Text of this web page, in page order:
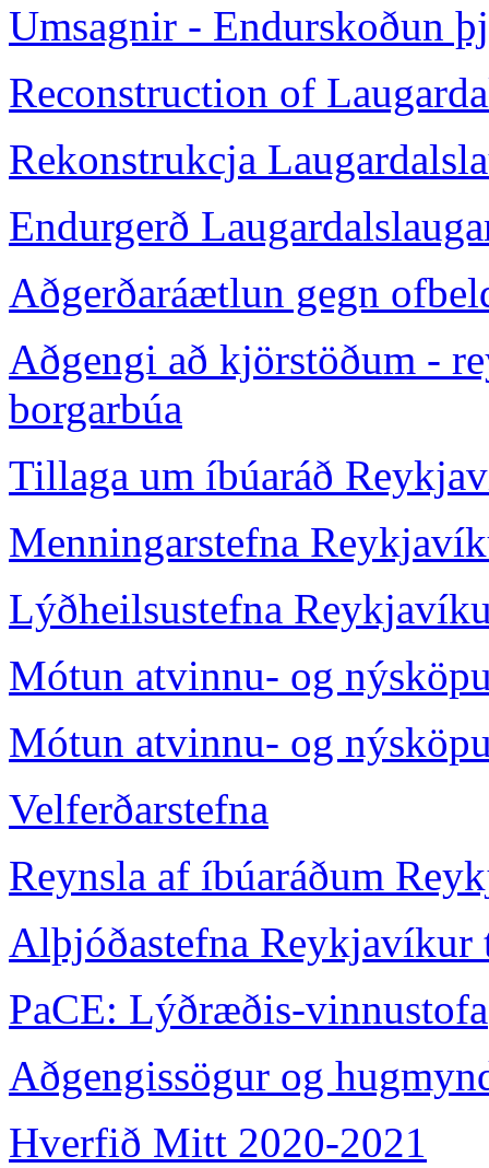
Umsagnir - Endurskoðun
Reconstruction of
Rekonstrukcja
Endurgerð
Aðgerðaráætlun gegn
Aðgengi að kjörstöðum -
borgarbúa
Tillaga um íbúaráð
Menningarstefna
Lýðheilsustefna
Mótun atvinnu- og
Mótun atvinnu- og
Velferðarstefna
Reynsla af íbúaráðum
Alþjóðastefna
PaCE: Lýðræðis-vinnustofa
Aðgengissögur og
Hverfið Mitt 2020-2021